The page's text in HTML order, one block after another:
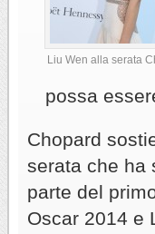
Liu Wen alla serata
possa
Chopard
serata che ha
parte del
Oscar 2014 e